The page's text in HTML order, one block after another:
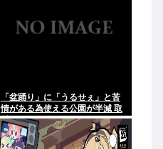
「盆踊り」に「うるせぇ」と苦
情がある為使える公園が半減 取
材ではうるさいと答える住民は
おらず こどおじみたいのが電話
してんだろな